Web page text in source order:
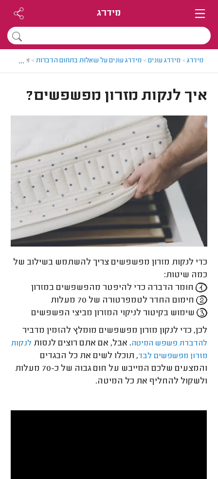
מידרג
מידרג> מידרג עונים> מידרג עונים על שאלות בתחום הדברות> איך
...
איך לנקות מזרון מפשפשים?
כדי לנקות מזרון מפשפשים צריך להשתמש בשילוב של
כמה שיטות:
חומר הדברה כדי להיפטר מהפשפשים במזרון
חימום החדר לטמפרטורה של 70 מעלות
שימוש בקיטור לניקוי המזרון מביצי הפשפשים
לכן, כדי לנקון מזרון מפשפשים מומלץ להזמין מדביר
להדברת פשפש המיטה. אבל, אם אתם רוצים לנסות לנקות
מזרון מפשפשים לבד, תוכלו לשים את כל הבגדים
והמצעים שלכם המייבש על חום גבוה של כ-70 מעלות
ולשקול להחליף את כל המיטה.